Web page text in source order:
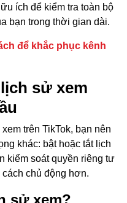
ích để kiểm tra toàn bộ
bạn trong thời gian dài.
để khắc phục kênh
sử xem
trên TikTok, bạn nên
khác: bật hoặc tắt lịch
kiểm soát quyền riêng tư
chủ động hơn.
sử xem?